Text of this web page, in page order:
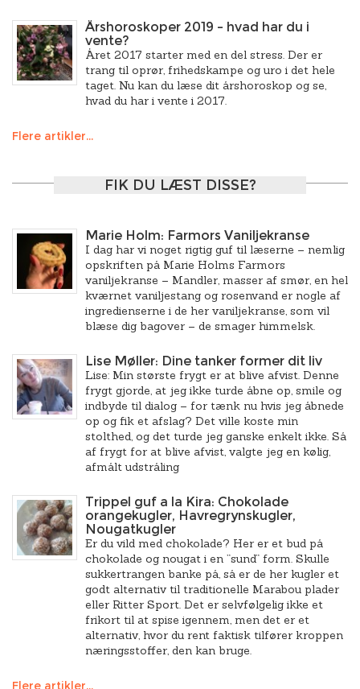
Årshoroskoper 2019 – hvad har du i
vente?
Året 2017 starter med en del stress. Der er
trang til oprør, frihedskampe og uro i det hele
taget. Nu kan du læse dit årshoroskop og se,
hvad du har i vente i 2017.
Flere artikler...
FIK DU LÆST DISSE?
Marie Holm: Farmors Vaniljekranse
I dag har vi noget rigtig guf til læserne – nemlig
opskriften på Marie Holms Farmors
vaniljekranse – Mandler, masser af smør, en hel
kværnet vaniljestang og rosenvand er nogle af
ingredienserne i de her vaniljekranse, som vil
blæse dig bagover – de smager himmelsk.
Lise Møller: Dine tanker former dit liv
Lise: Min største frygt er at blive afvist. Denne
frygt gjorde, at jeg ikke turde åbne op, smile og
indbyde til dialog – for tænk nu hvis jeg åbnede
op og fik et afslag? Det ville koste min
stolthed, og det turde jeg ganske enkelt ikke. Så
af frygt for at blive afvist, valgte jeg en kølig,
afmålt udstråling
Trippel guf a la Kira: Chokolade
orangekugler, Havregrynskugler,
Nougatkugler
Er du vild med chokolade? Her er et bud på
chokolade og nougat i en ”sund” form. Skulle
sukkertrangen banke på, så er de her kugler et
godt alternativ til traditionelle Marabou plader
eller Ritter Sport. Det er selvfølgelig ikke et
frikort til at spise igennem, men det er et
alternativ, hvor du rent faktisk tilfører kroppen
næringsstoffer, den kan bruge.
Flere artikler...